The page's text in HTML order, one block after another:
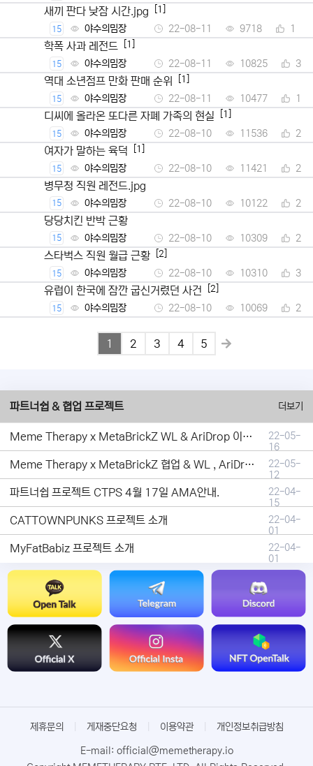
새끼 판다 낮잠 시간.jpg [1]
15 야수의밈장 22-08-11 9718 1
학폭 사과 레전드 [1]
15 야수의밈장 22-08-11 10825 3
역대 소년점프 만화 판매 순위 [1]
15 야수의밈장 22-08-11 10477 1
디씨에 올라온 또다른 자폐 가족의 현실 [1]
15 야수의밈장 22-08-10 11536 2
여자가 말하는 육덕 [1]
15 야수의밈장 22-08-10 11421 2
병무청 직원 레전드.jpg
15 야수의밈장 22-08-10 10122 2
당당치킨 반박 근황
15 야수의밈장 22-08-10 10309 2
스타벅스 직원 월급 근황 [2]
15 야수의밈장 22-08-10 10310 3
유럽이 한국에 잠깐 굽신거렸던 사건 [2]
15 야수의밈장 22-08-10 10069 2
1 2 3 4 5
파트너쉽 & 협업 프로젝트 더보기
Meme Therapy x MetaBrickZ WL & AriDrop 이벤트 결과안내!
22-05-
16
Meme Therapy x MetaBrickZ 협업 & WL , AriDrop 이벤트 안내
22-05-
12
파트너쉽 프로젝트 CTPS 4월 17일 AMA안내.
22-04-
15
CATTOWNPUNKS 프로젝트 소개
22-04-
01
MyFatBabiz 프로젝트 소개
22-04-
01
제휴문의 게재중단요청 이용약관 개인정보취급방침
E-mail: official@memetherapy.io